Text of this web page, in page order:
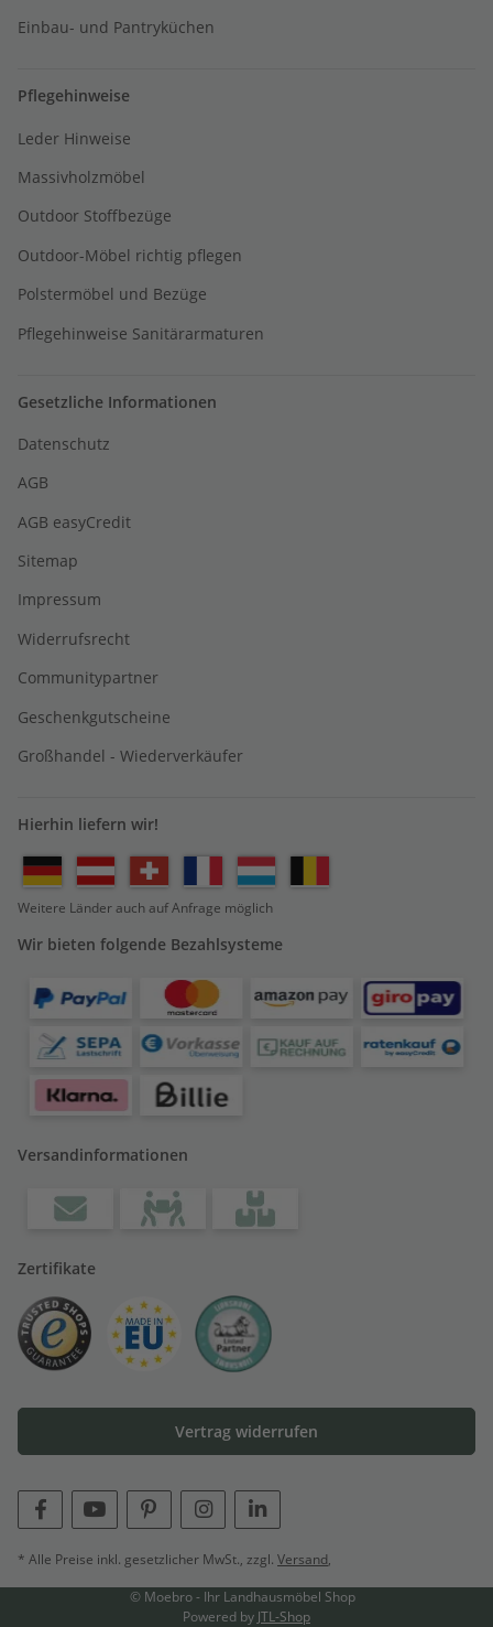
Einbau- und Pantryküchen
Pflegehinweise
Leder Hinweise
Massivholzmöbel
Outdoor Stoffbezüge
Outdoor-Möbel richtig pflegen
Polstermöbel und Bezüge
Pflegehinweise Sanitärarmaturen
Gesetzliche Informationen
Datenschutz
AGB
AGB easyCredit
Sitemap
Impressum
Widerrufsrecht
Communitypartner
Geschenkgutscheine
Großhandel - Wiederverkäufer
Hierhin liefern wir!
Weitere Länder auch auf Anfrage möglich
Wir bieten folgende Bezahlsysteme
Versandinformationen
Zertifikate
Vertrag widerrufen
* Alle Preise inkl. gesetzlicher MwSt., zzgl. Versand,
© Moebro - Ihr Landhausmöbel Shop
Powered by JTL-Shop